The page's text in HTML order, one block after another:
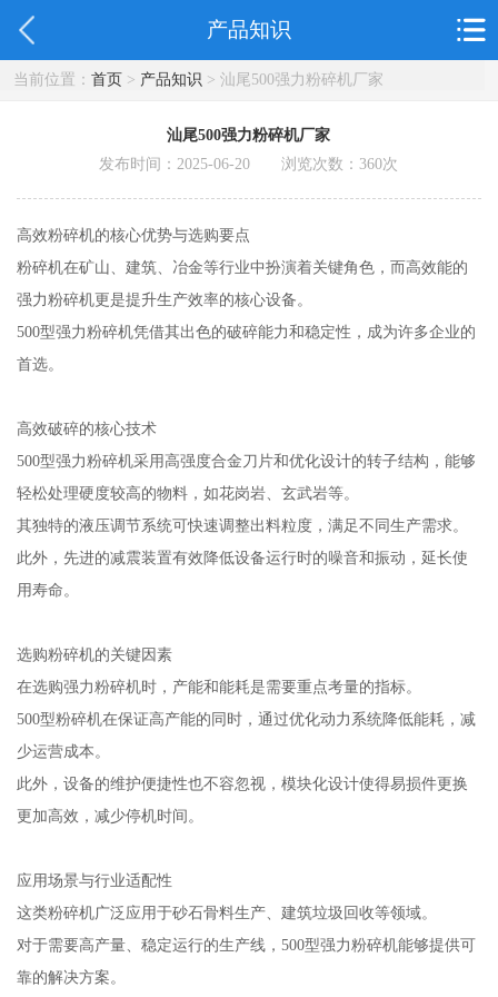
产品知识
当前位置： 首页> 产品知识 > 汕尾500强力粉碎机厂家
汕尾500强力粉碎机厂家
发布时间：2025-06-20 浏览次数：360次
高效粉碎机的核心优势与选购要点
粉碎机在矿山、建筑、冶金等行业中扮演着关键角色，而高效能的
强力粉碎机更是提升生产效率的核心设备。
500型强力粉碎机凭借其出色的破碎能力和稳定性，成为许多企业的
首选。
高效破碎的核心技术
500型强力粉碎机采用高强度合金刀片和优化设计的转子结构，能够
轻松处理硬度较高的物料，如花岗岩、玄武岩等。
其独特的液压调节系统可快速调整出料粒度，满足不同生产需求。
此外，先进的减震装置有效降低设备运行时的噪音和振动，延长使
用寿命。
选购粉碎机的关键因素
在选购强力粉碎机时，产能和能耗是需要重点考量的指标。
500型粉碎机在保证高产能的同时，通过优化动力系统降低能耗，减
少运营成本。
此外，设备的维护便捷性也不容忽视，模块化设计使得易损件更换
更加高效，减少停机时间。
应用场景与行业适配性
这类粉碎机广泛应用于砂石骨料生产、建筑垃圾回收等领域。
对于需要高产量、稳定运行的生产线，500型强力粉碎机能够提供可
靠的解决方案。